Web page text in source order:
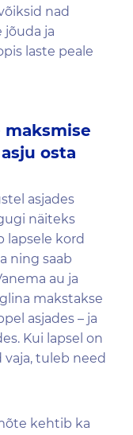
nad
ja
laste peale
maksmise
osta
asjades
näiteks
lapsele kord
ning saab
au ja
makstakse
asjades – ja
Kui lapsel on
tuleb need
kehtib ka